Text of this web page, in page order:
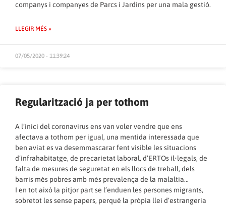
companys i companyes de Parcs i Jardins per una mala gestió.
LLEGIR MÉS »
07/05/2020 - 11:39:24
Regularització ja per tothom
A l’inici del coronavirus ens van voler vendre que ens
afectava a tothom per igual, una mentida interessada que
ben aviat es va desemmascarar fent visible les situacions
d’infrahabitatge, de precarietat laboral, d’ERTOs il•legals, de
falta de mesures de seguretat en els llocs de treball, dels
barris més pobres amb més prevalença de la malaltia…
I en tot això la pitjor part se l’enduen les persones migrants,
sobretot les sense papers, perquè la pròpia llei d’estrangeria